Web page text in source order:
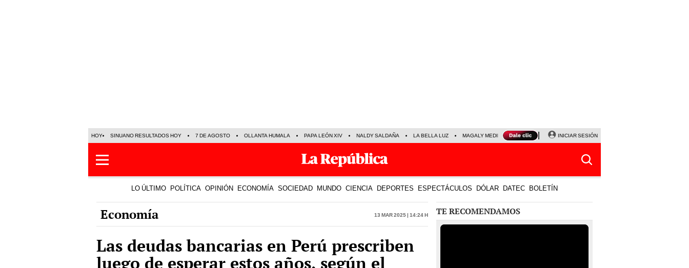
HOY SINUANO RESULTADOS HOY 7 DE AGOSTO OLLANTA HUMALA PAPA LEÓN XIV NALDY SALDAÑA LA BELLA LUZ MAGALY MEDINA PRECIO DEL DÓLAR JANET TELLO
INICIAR SESIÓN
LO ÚLTIMO POLÍTICA OPINIÓN ECONOMÍA SOCIEDAD MUNDO CIENCIA DEPORTES ESPECTÁCULOS DÓLAR DATEC BOLETÍN
Economía 13 Mar 2025 | 14:24 h
Las deudas bancarias en Perú prescriben
luego de esperar estos años, según el
TE RECOMENDAMOS